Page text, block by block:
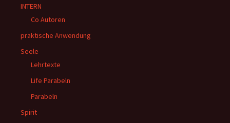
INTERN
Co Autoren
praktische Anwendung
Seele
Lehrtexte
Life Parabeln
Parabeln
Spirit